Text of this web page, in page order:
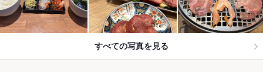
すべての写真を見る